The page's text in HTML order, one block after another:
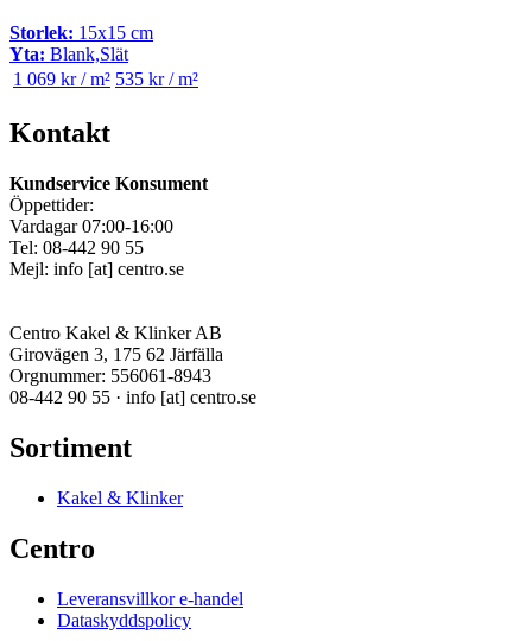
Storlek: 15x15 cm
Yta: Blank,Slät
1 069 kr / m² 535 kr / m²
Kontakt
Kundservice Konsument
Öppettider:
Vardagar 07:00-16:00
Tel: 08-442 90 55
Mejl: info [at] centro.se
Centro Kakel & Klinker AB
Girovägen 3, 175 62 Järfälla
Orgnummer: 556061-8943
08-442 90 55 · info [at] centro.se
Sortiment
Kakel & Klinker
Centro
Leveransvillkor e-handel
Dataskyddspolicy